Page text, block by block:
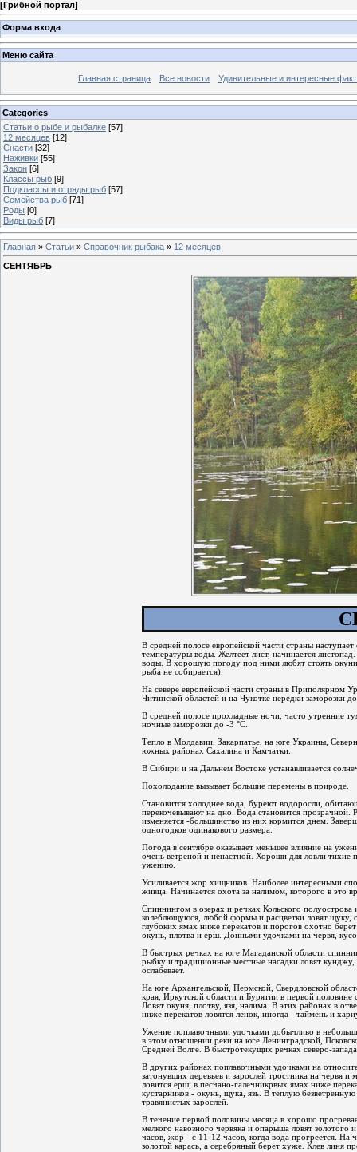
[Грибной портал]
Форма входа
Меню сайта
Главная страница Все новости Удивительные и интересные
Categories
Статьи о рыбе и рыбалке [57]
12 месяцев [12]
Снасти [32]
Наживки [55]
Закон [6]
Классы рыб [9]
Подклассы и отряды рыб [57]
Семейства рыб [71]
Роды [0]
Виды рыб [7]
Главная » Статьи » Справочник рыбака » 12 месяцев
СЕНТЯБРЬ
В средней полосе европейской части страны
температуры воды. Желтеет лист, начинается
воды. В хорошую погоду под ними любят стоять
рыба не собирается).
На севере европейской части страны в Приполярном
Читинской областей и на Чукотке нередки заморозки
В средней полосе прохладные ночи, часто утренние
ночные заморозки до -3 °С.
Тепло в Молдавии, Закарпатье, на юге Украины,
южных районах Сахалина и Камчатки.
В Сибири и на Дальнем Востоке устанавливается
Похолодание вызывает большие перемены в природе.
Становится холоднее вода, буреют водоросли,
перекочевывают на дно. Вода становится
изменяется -большинство из них кормится днем.
одногодков одинакового размера.
Погода в сентябре оказывает меньшее влияние на
очень ветреной и ненастной. Хороши для ловли
ужению.
Усиливается жор хищников. Наиболее интересными
живца. Начинается охота за налимом, которого в это
Спиннингом в озерах и речках Кольского
колеблющуюся, любой формы и расцветки ловят щуку,
глубоких ямах ниже перекатов и порогов охотно
окунь, плотва и ерш. Донными удочками на червя,
В быстрых речках на юге Магаданской области
рыбку и традиционные местные насадки ловят
ослабевает.
На юге Архангельской, Пермской, Свердловской
края, Иркутской области и Бурятии в первой
Ловят окуня, плотву, язя, налима. В этих районах в
ниже перекатов ловятся ленок, иногда - таймень и
Ужение поплавочными удочками добычливо в
в этом отношении реки на юге Ленинградской,
Средней Волге. В быстротекущих речках северо-
В других районах поплавочными удочками на
затонувших деревьев и зарослей тростника на червя
ловится ерш; в песчано-галечникрвых ямах ниже
кустарников - окунь, щука, язь. В теплую
травянистых зарослей.
В течение первой половины месяца в хорошо
мелкого навозного червяка и опарыша ловят золотого
часов, жор - с 11-12 часов, когда вода прогреется. На
золотой карась, а серебряный берет хуже. Клев линя